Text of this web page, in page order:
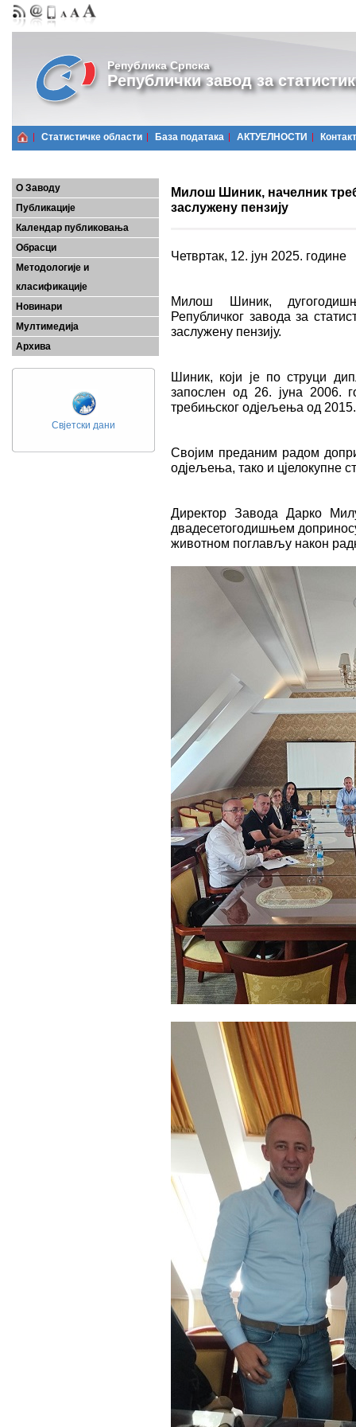
Република Српска
Републички завод за
Статистичке области Базa података АКТУЕЛНОСТИ Контакт
О Заводу
Публикације
Календар публиковања
Обрасци
Методологије и
класификације
Новинари
Мултимедија
Архива
Свјетски дани
Милош Шиник, начелник
заслужену пензију
Четвртак, 12. јун 2025. године
Милош Шиник,
Републичког завода за
заслужену пензију.
Шиник, који је по струци
запослен од 26. јуна 2006.
требињског одјељења од
Својим преданим радом
одјељења, тако и цјелокупне
Директор Завода Дарко
двадесетогодишњем
животном поглављу након